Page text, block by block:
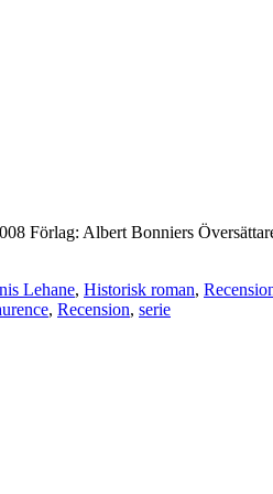
Förlag: Albert Bonniers
Lehane, Historisk roman,
, Recension, serie